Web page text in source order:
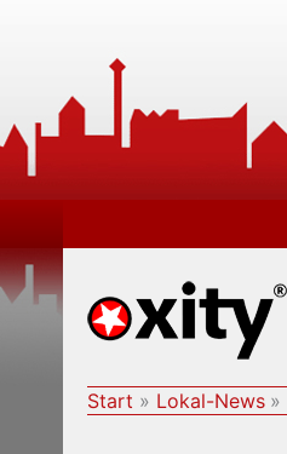
Start Lokal-News